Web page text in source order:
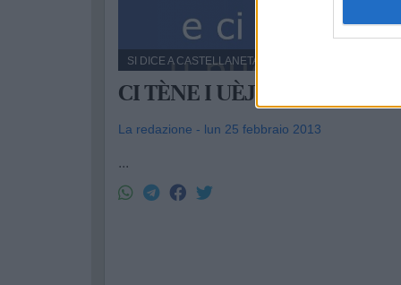
SI DICE A CASTELLANETA
CI TÈNE I UÈJ...
La redazione - lun 25 febbraio 2013
...